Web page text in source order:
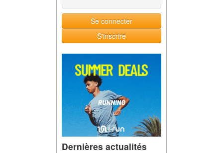
Se connecter
S'inscrire
Dernières actualités